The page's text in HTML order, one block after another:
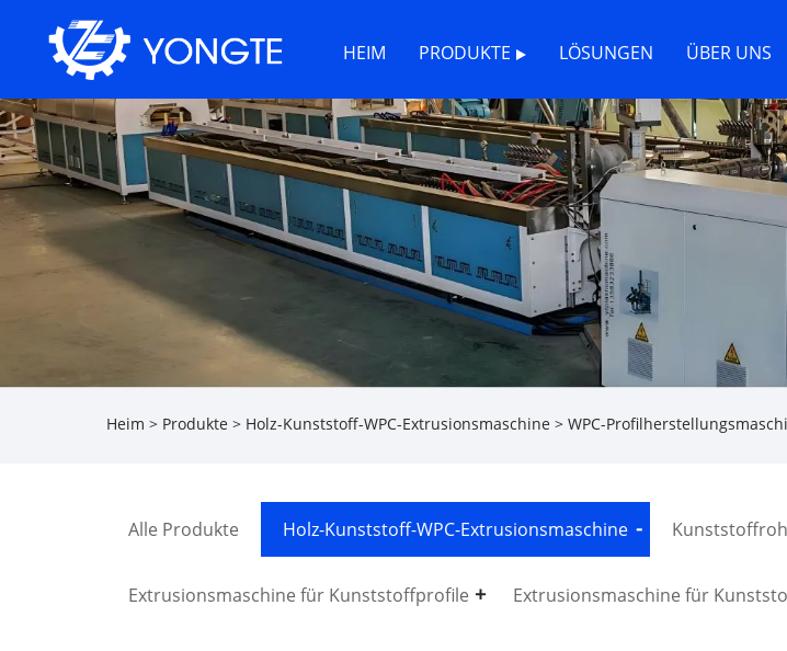
HEIM PRODUKTE LÖSUNGEN ÜBER UNS
Heim > Produkte > Holz-Kunststoff-WPC-Extrusionsmaschine > WPC-
Alle Produkte Holz-Kunststoff-WPC-Extrusionsmaschine
Extrusionsmaschine für Kunststoffprofile Extrusionsmaschine für